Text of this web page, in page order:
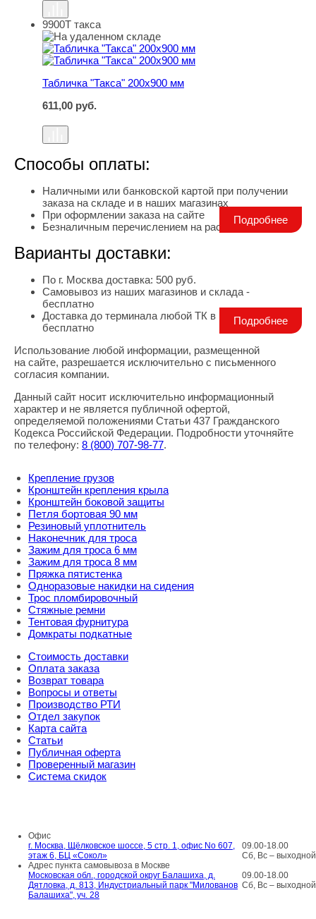
Табличка "Такса" 200х900 мм
9900Т такса
Табличка "Такса" 200х900 мм
611,00 руб.
Способы оплаты:
Наличными или банковской картой при получении
заказа на складе и в наших магазинах
При оформлении заказа на сайте
Безналичным перечислением на расчетный счет
Подробнее
Варианты доставки:
По г. Москва доставка: 500 руб.
Самовывоз из наших магазинов и склада -
бесплатно
Доставка до терминала любой ТК в г. Москва -
бесплатно
Подробнее
Правовая информация
Использование любой информации, размещенной
на сайте, разрешается исключительно с письменного
согласия компании.
Данный сайт носит исключительно информационный
характер и не является публичной офертой,
определяемой положениями Статьи 437 Гражданского
Кодекса Российской Федерации. Подробности уточняйте
по телефону: 8 (800) 707-98-77.
Крепление грузов
Кронштейн крепления крыла
Кронштейн боковой защиты
Петля бортовая 90 мм
Резиновый уплотнитель
Наконечник для троса
Зажим для троса 6 мм
Зажим для троса 8 мм
Пряжка пятистенка
Одноразовые накидки на сидения
Трос пломбировочный
Стяжные ремни
Тентовая фурнитура
Домкраты подкатные
Стоимость доставки
Оплата заказа
Возврат товара
Вопросы и ответы
Производство РТИ
Отдел закупок
Карта сайта
Статьи
Публичная оферта
Проверенный магазин
Система скидок
Офис
г. Москва, Щёлковское шоссе, 5 стр. 1, офис No 607,
этаж 6, БЦ «Сокол»
09.00-18.00
Сб, Вс – выходной
Адрес пункта самовывоза в Москве
Московская обл., городской округ Балашиха, д.
Дятловка, д. 813, Индустриальный парк "Милованов
Балашиха", уч. 28
09.00-18.00
Сб, Вс – выходной